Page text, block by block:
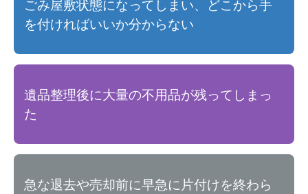
ごみ屋敷状態になってしまい、どこから手
を付ければいいか分からない
遺品整理後に大量の不用品が残ってしまっ
た
急な退去や売却前に早急に片付けを終わら